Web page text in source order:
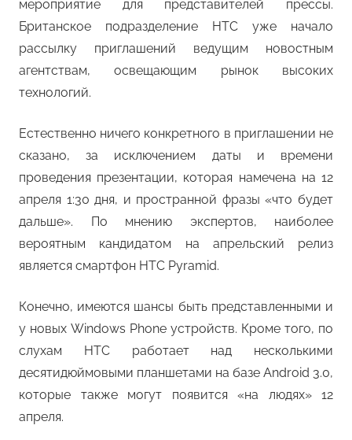
мероприятие для представителей прессы.
Британское подразделение HTC уже начало
рассылку приглашений ведущим новостным
агентствам, освещающим рынок высоких
технологий.
Естественно ничего конкретного в приглашении не
сказано, за исключением даты и времени
проведения презентации, которая намечена на 12
апреля 1:30 дня, и пространной фразы «что будет
дальше». По мнению экспертов, наиболее
вероятным кандидатом на апрельский релиз
является смартфон HTC Pyramid.
Конечно, имеются шансы быть представленными и
у новых Windows Phone устройств. Кроме того, по
слухам HTC работает над несколькими
десятидюймовыми планшетами на базе Android 3.0,
которые также могут появится «на людях» 12
апреля.